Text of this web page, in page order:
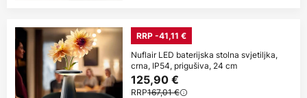
RRP -41,11 €
Nuflair LED baterijska stolna svjetiljka,
crna, IP54, prigušiva, 24 cm
125,90 €
RRP167,01 €